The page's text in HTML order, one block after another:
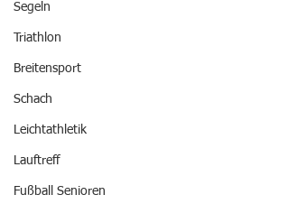
Segeln
Triathlon
Breitensport
Schach
Leichtathletik
Lauftreff
Fußball Senioren